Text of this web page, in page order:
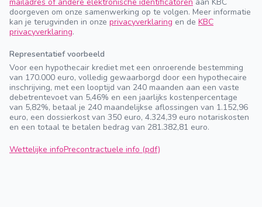
doorgeven om onze samenwerking op te volgen. Meer informatie
kan je terugvinden in onze privacyverklaring en de KBC
privacyverklaring.
Representatief voorbeeld
Voor een hypothecair krediet met een onroerende bestemming
van 170.000 euro, volledig gewaarborgd door een hypothecaire
inschrijving, met een looptijd van 240 maanden aan een vaste
debetrentevoet van 5,46% en een jaarlijks kostenpercentage
van 5,82%, betaal je 240 maandelijkse aflossingen van 1.152,96
euro, een dossierkost van 350 euro, 4.324,39 euro notariskosten
en een totaal te betalen bedrag van 281.382,81 euro.
Wettelijke infoPrecontractuele info (pdf)